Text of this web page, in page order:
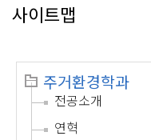
사이트맵
주거환경학과
전공소개
연혁